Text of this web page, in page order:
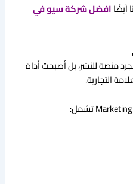
أيضًاافضل شركة سيو في
منصة للنشر، بل أصبحت أداة
التجارية.